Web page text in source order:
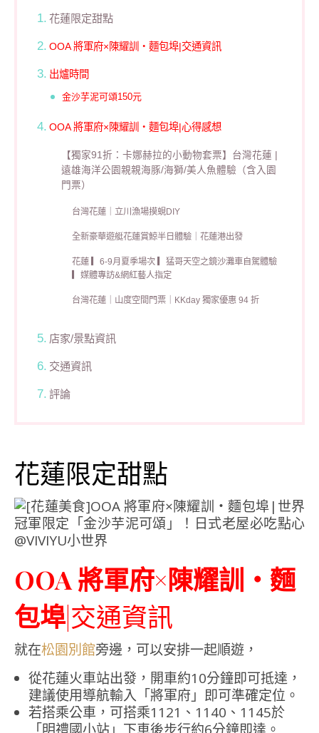
花蓮限定甜點
OOA 將軍府×陳耀訓・麵包埠|交通資訊
出爐時間
金沙芋泥可頌150元
OOA 將軍府×陳耀訓・麵包埠|心得感想
【獨家91折：卡娜赫拉的小動物套票】台灣花蓮 |
遠雄海洋公園親親海豚/海獅/美人魚體驗（含入園
門票）
台灣花蓮｜立川漁場摸蜆DIY
全新豪華遊艇花蓮賞鯨半日體驗｜花蓮港出發
花蓮 ▎6-9月夏季場次 ▎猛哥天空之鏡沙灘車自駕體驗
▎媒體專訪&網紅藝人指定
台灣花蓮｜山度空間門票｜KKday 獨家優惠 94 折
店家/景點資訊
交通資訊
評論
花蓮限定甜點
OOA 將軍府×陳耀訓・麵
包埠|交通資訊
就在松園別館旁邊，可以安排一起順遊，
從花蓮火車站出發，開車約10分鐘即可抵達，
建議使用導航輸入「將軍府」即可準確定位。
若搭乘公車，可搭乘1121、1140、1145於